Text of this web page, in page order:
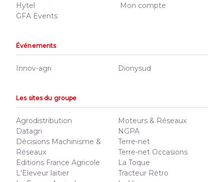
Hytel
GFA Events
Mon compte
Événements
Innov-agri Dionysud
Les sites du groupe
Agrodistribution
Datagri
Décisions Machinisme &
Réseaux
Editions France Agricole
L'Eleveur laitier
Moteurs & Réseaux
NGPA
Terre-net
Terre-net Occasions
La Toque
Tracteur Rétro